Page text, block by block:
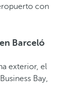
con
Barceló
exterior, el
Bay,